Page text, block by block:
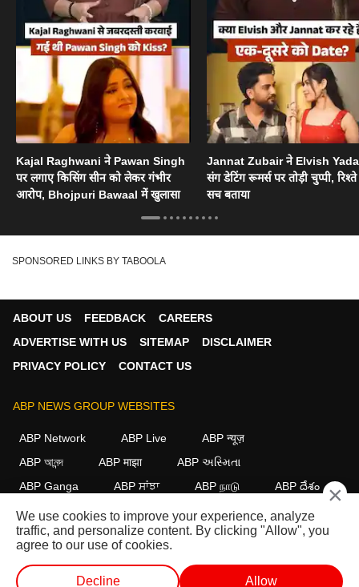
Kajal Raghwani ने Pawan Singh
पर लगाए किसिंग सीन को लेकर गंभीर
आरोप, Bhojpuri Bawaal में खुलासा
Jannat Zubair ने Elvish
संग डेटिंग रूमर्स पर तोड़ी चुप्पी,
सच बताया
SPONSORED LINKS BY TABOOLA
ABOUT US FEEDBACK
CAREERS
ADVERTISE WITH US
SITEMAP
DISCLAIMER
PRIVACY POLICY
CONTACT US
ABP NEWS GROUP WEBSITES
ABP Network ABP Live
ABP न्यूज़
ABP আনন্দ
ABP माझा
ABP અસ્મિતા
ABP Ganga
ABP ਸਾਂਝਾ ABP நாடு ABP దేశం
FOLLOW US
This website follows the DNPA Code of Ethics. Copyright@2026.
×
We use cookies to improve your experience, analyze
traffic, and personalize content. By clicking "Allow", you
agree to our use of cookies.
Decline Allow